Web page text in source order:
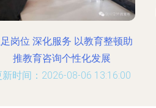
岗位 深化服务 以教育整顿助
推教育咨询个性化发展
新时间：2026-08-06 13:16:00